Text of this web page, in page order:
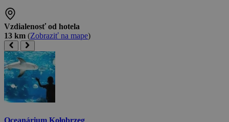
Vzdialenosť od hotela
13 km (Zobraziť na mape)
Oceanárium Kołobrzeg